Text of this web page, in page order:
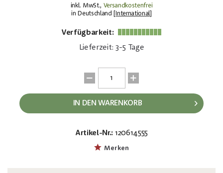
inkl. MwSt., Versandkostenfrei
in Deutschland [
International]
Verfügbarkeit:
Lieferzeit: 3-5 Tage
IN DEN WARENKORB
Artikel-Nr.: 120614555
Merken